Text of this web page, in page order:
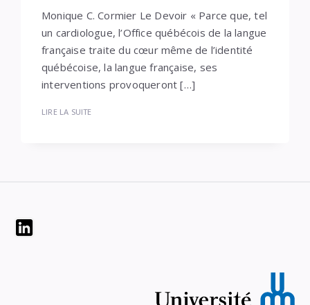
Monique C. Cormier Le Devoir « Parce que, tel
un cardiologue, l’Office québécois de la langue
française traite du cœur même de l’identité
québécoise, la langue française, ses
interventions provoqueront […]
LIRE LA SUITE
Widgets